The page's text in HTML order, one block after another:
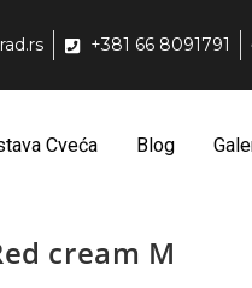
+381 66 8091791
Cveća Blog
cream M